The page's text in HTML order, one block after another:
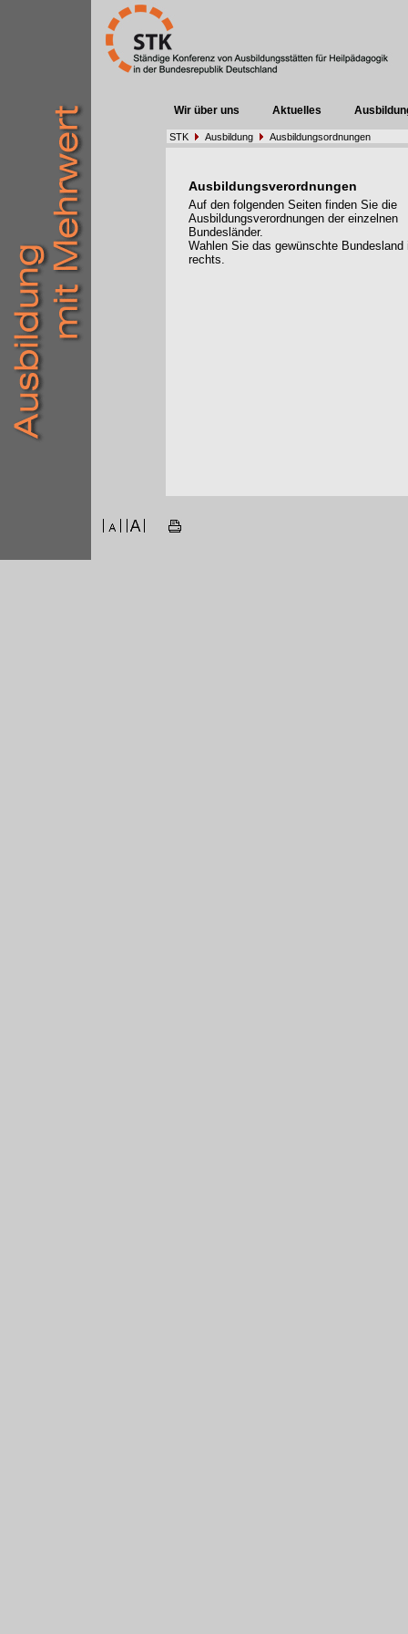
Wir über uns Aktuelles
STK Ausbildung Ausbildungsordnungen
Ausbildungsverordnungen
Auf den folgenden Seiten finden Sie die
Ausbildungsverordnungen der einzelnen
Bundesländer.
Wahlen Sie das gewünschte Bundesland
rechts.